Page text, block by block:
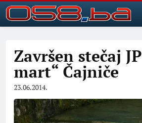
Završen stečaj
mart“ Čajniče
23.06.2014.